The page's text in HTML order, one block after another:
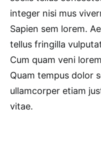
integer nisi mus
Sapien sem lorem.
tellus fringilla
Cum quam veni
Quam tempus dolor
ullamcorper etiam
vitae.